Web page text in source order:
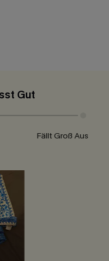
Gut
Fällt Groß Aus